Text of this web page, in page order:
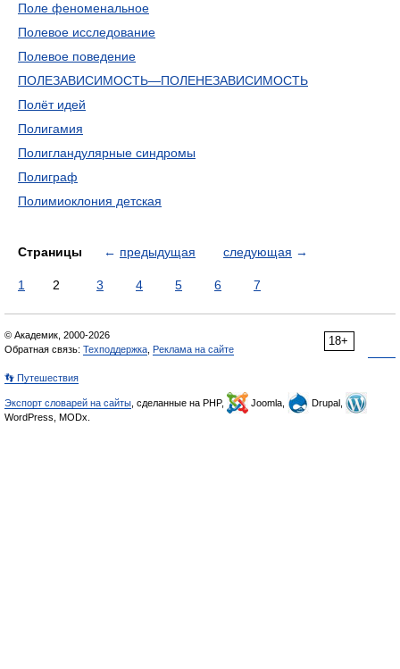
Поле феноменальное
Полевое исследование
Полевое поведение
ПОЛЕЗАВИСИМОСТЬ—ПОЛЕНЕЗАВИСИМОСТЬ
Полёт идей
Полигамия
Полигландулярные синдромы
Полиграф
Полимиоклония детская
Страницы ← предыдущая следующая →
1 2 3 4 5 6 7
18+
© Академик, 2000-2026
Обратная связь: Техподдержка Реклама на сайте
👣 Путешествия
Экспорт словарей на сайты , сделанные на PHP, Joomla,
Drupal,
WordPress, MODx.